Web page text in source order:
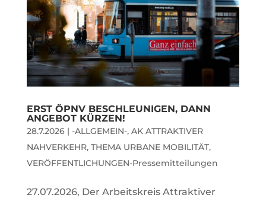
ERST ÖPNV BESCHLEUNIGEN, DANN
ANGEBOT KÜRZEN!
28.7.2026| -ALLGEMEIN-, AK ATTRAKTIVER
NAHVERKEHR, THEMA URBANE MOBILITÄT,
VERÖFFENTLICHUNGEN-Pressemitteilungen
27.07.2026, Der Arbeitskreis Attraktiver